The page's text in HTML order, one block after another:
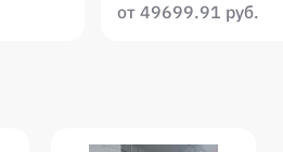
от 49699.91 руб.